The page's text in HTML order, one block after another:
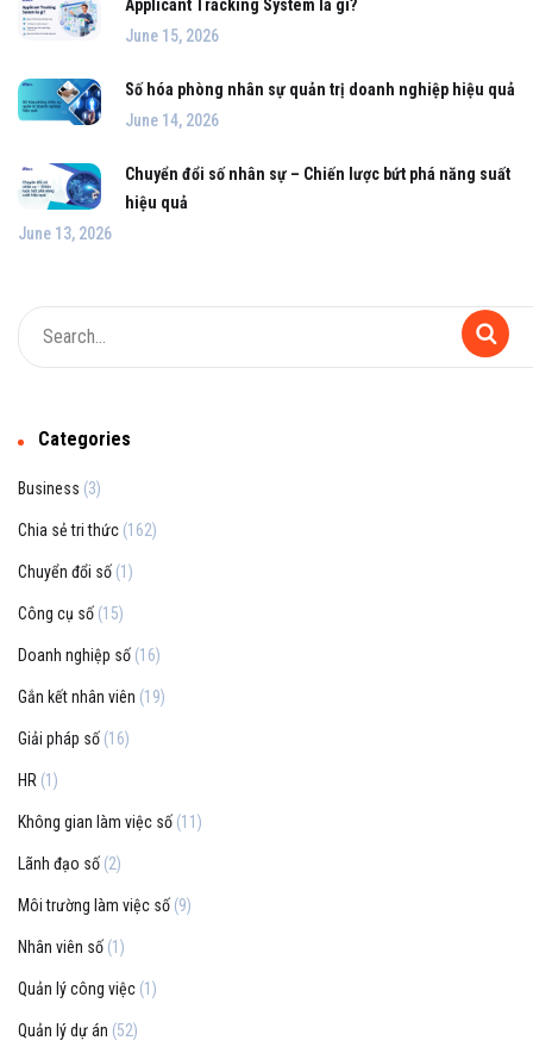
Applicant Tracking System là gì?
June 15, 2026
Số hóa phòng nhân sự quản trị doanh nghiệp hiệu quả
June 14, 2026
Chuyển đổi số nhân sự – Chiến lược bứt phá năng suất
hiệu quả
June 13, 2026
Categories
Business (3)
Chia sẻ tri thức (162)
Chuyển đổi số (1)
Công cụ số (15)
Doanh nghiệp số (16)
Gắn kết nhân viên (19)
Giải pháp số (16)
HR (1)
Không gian làm việc số (11)
Lãnh đạo số (2)
Môi trường làm việc số (9)
Nhân viên số (1)
Quản lý công việc (1)
Quản lý dự án (52)